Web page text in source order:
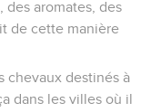
des aromates, des
de cette manière
chevaux destinés à
dans les villes où il